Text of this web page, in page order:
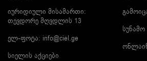
იურიდიული მისამართი:
თევდორე მღვდლის 13
ელ-ფოტა: info@ciel.ge
სიელის აქციები